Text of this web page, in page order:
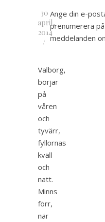
30
april,
2014
/
Valborg,
börjar
på
våren
och
tyvärr,
fyllornas
kväll
och
natt.
Minns
förr,
när
Ange din e-
prenumerera
meddelanden